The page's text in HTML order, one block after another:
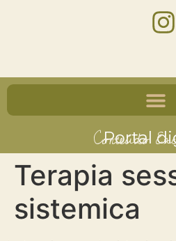
Portal
Conteúdo
Terapia
sistemica